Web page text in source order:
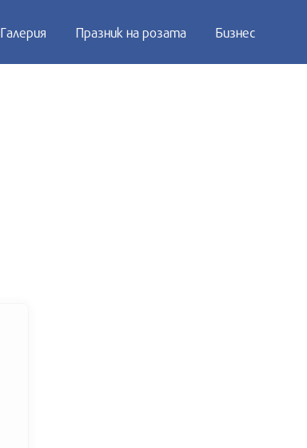
Галерия Празник на розата Бизнес